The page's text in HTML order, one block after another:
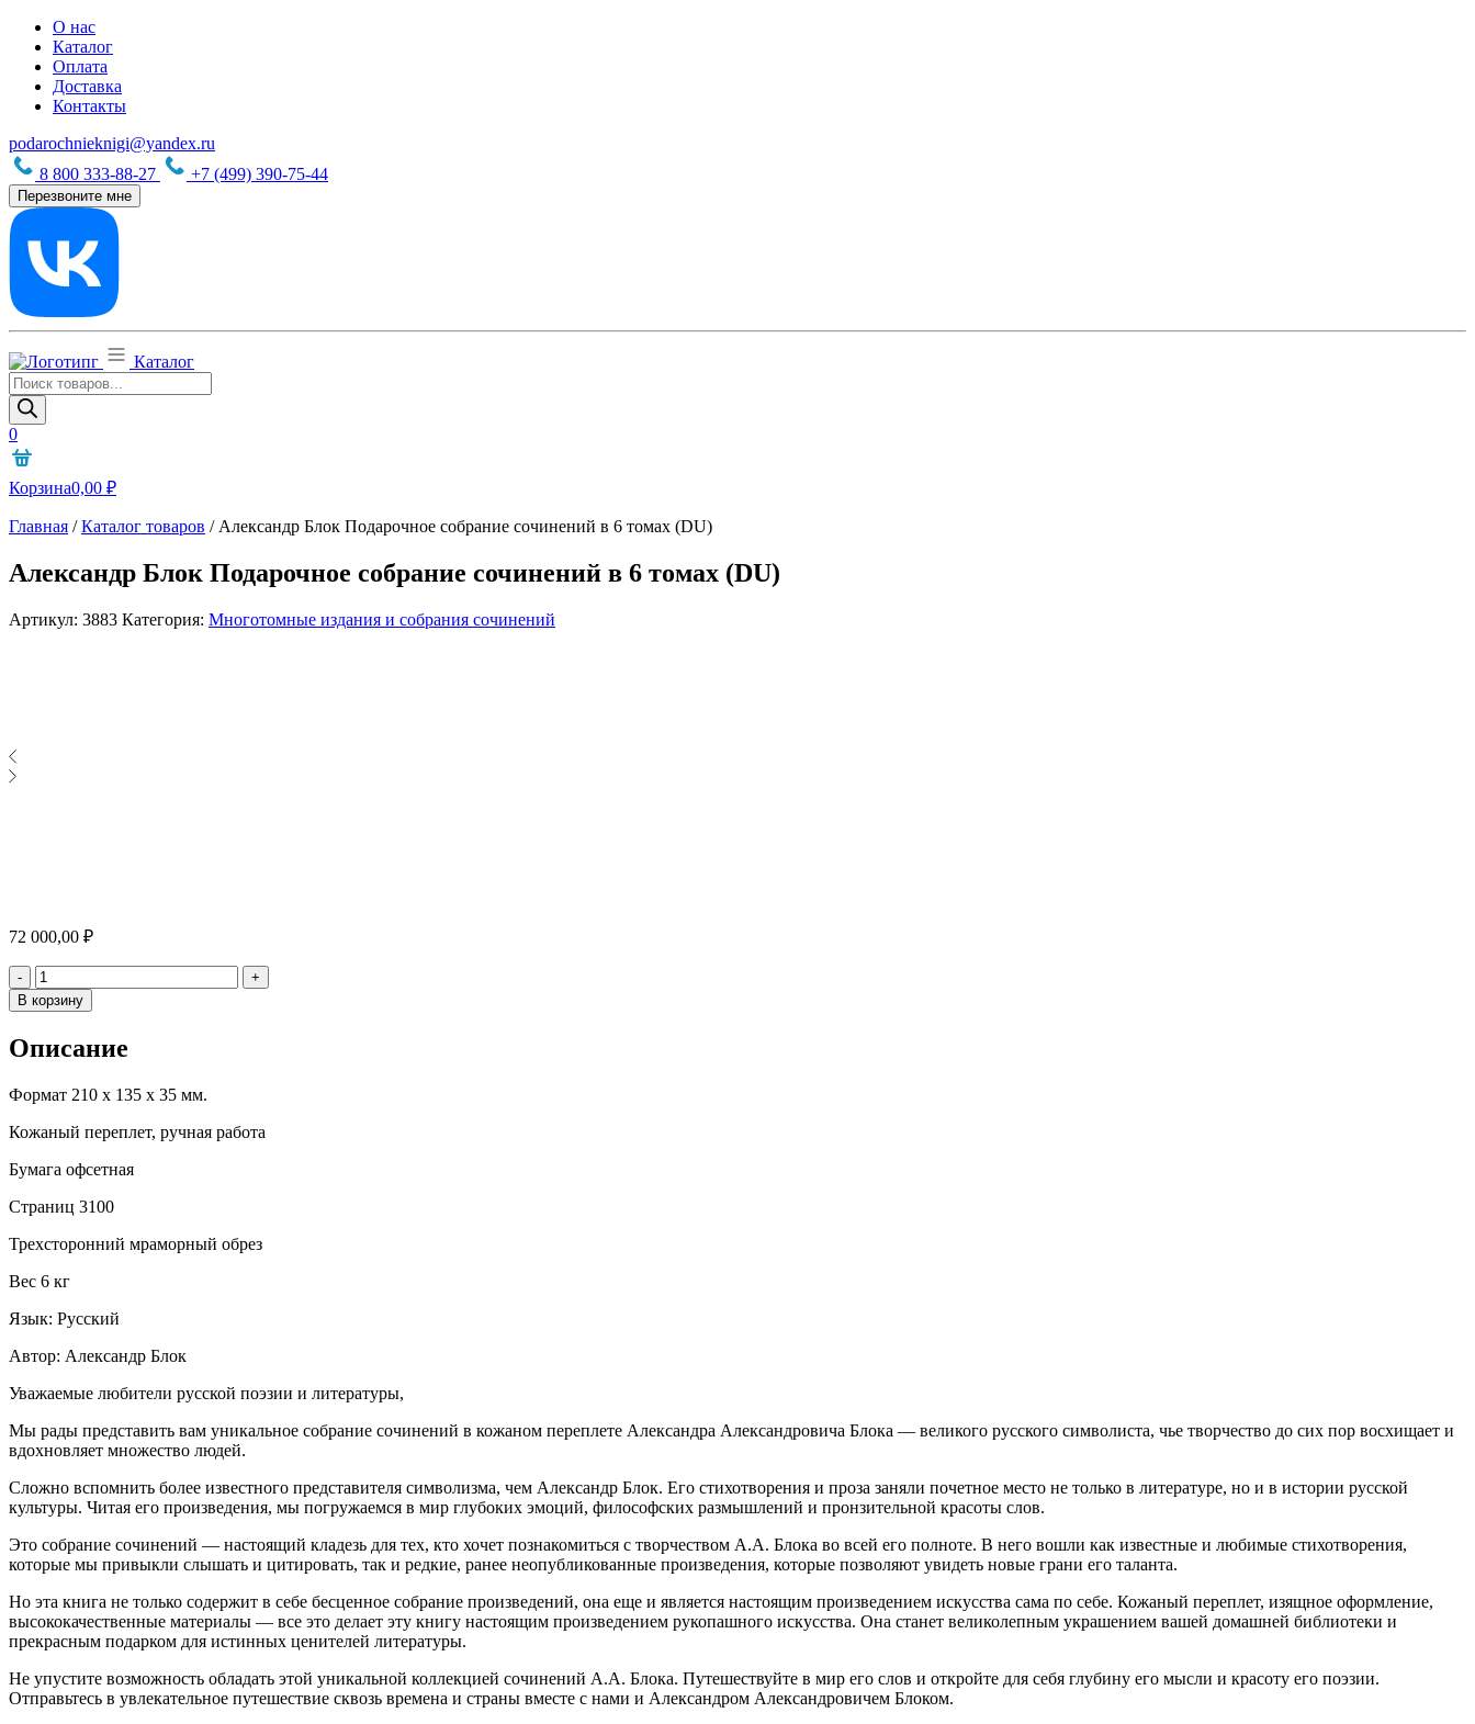
О нас
Каталог
Оплата
Доставка
Контакты
podarochnieknigi@yandex.ru
8 800 333-88-27
+7 (499) 390-75-44
Перезвоните мне
Каталог
Поиск
товаров
0
Корзина0,00 ₽
Главная /Каталог товаров / Александр Блок Подарочное собрание сочинений в 6 томах (DU)
Александр Блок Подарочное собрание сочинений в 6 томах (DU)
Артикул: 3883 Категория: Многотомные издания и собрания сочинений
72 000,00 ₽
- Количество
+
В корзину
Описание
Формат 210 х 135 х 35 мм.
Кожаный переплет, ручная работа
Бумага офсетная
Страниц 3100
Трехсторонний мраморный обрез
Вес 6 кг
Язык: Русский
Автор: Александр Блок
Уважаемые любители русской поэзии и литературы,
Мы рады представить вам уникальное собрание сочинений в кожаном переплете Александра Александровича Блока — великого русского символиста, чье творчество до сих пор восхищает и
вдохновляет множество людей.
Сложно вспомнить более известного представителя символизма, чем Александр Блок. Его стихотворения и проза заняли почетное место не только в литературе, но и в истории русской
культуры. Читая его произведения, мы погружаемся в мир глубоких эмоций, философских размышлений и пронзительной красоты слов.
Это собрание сочинений — настоящий кладезь для тех, кто хочет познакомиться с творчеством А.А. Блока во всей его полноте. В него вошли как известные и любимые стихотворения,
которые мы привыкли слышать и цитировать, так и редкие, ранее неопубликованные произведения, которые позволяют увидеть новые грани его таланта.
Но эта книга не только содержит в себе бесценное собрание произведений, она еще и является настоящим произведением искусства сама по себе. Кожаный переплет, изящное оформление,
высококачественные материалы — все это делает эту книгу настоящим произведением рукопашного искусства. Она станет великолепным украшением вашей домашней библиотеки и
прекрасным подарком для истинных ценителей литературы.
Не упустите возможность обладать этой уникальной коллекцией сочинений А.А. Блока. Путешествуйте в мир его слов и откройте для себя глубину его мысли и красоту его поэзии.
Отправьтесь в увлекательное путешествие сквозь времена и страны вместе с нами и Александром Александровичем Блоком.